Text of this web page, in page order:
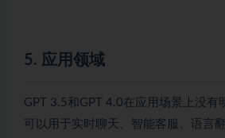
5. 应用领域
GPT 3.5和GPT 4.0在应用场景上没有
可以用于实时聊天、智能客服、语言